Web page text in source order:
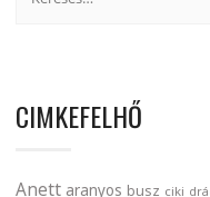
CIMKEFELHŐ
Anett aranyos busz ciki